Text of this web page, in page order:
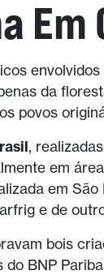
Em
da
povos
,
em
em São
e de
bois
BNP